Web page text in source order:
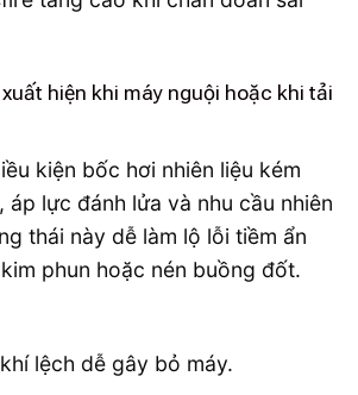
hiện khi máy nguội hoặc khi tải
kiện bốc hơi nhiên liệu kém
áp lực đánh lửa và nhu cầu nhiên
thái này dễ làm lộ lỗi tiềm ẩn
phun hoặc nén buồng đốt.
lệch dễ gây bỏ máy.